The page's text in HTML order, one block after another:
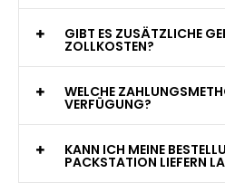
GIBT ES ZUSÄTZLICHE
ZOLLKOSTEN?
WELCHE
VERFÜGUNG?
KANN ICH MEINE
PACKSTATION LIEFERN